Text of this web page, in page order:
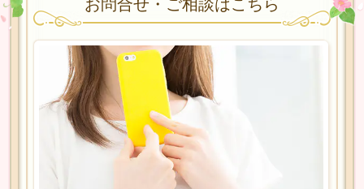
お問合せ・ご相談はこちら